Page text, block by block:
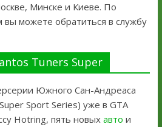
Минске и Киеве. По
вы можете обратиться в службу
Tuners Super
Южного Сан-Андреаса
Sport Series) уже в GTA
Hotring, пять новых авто и